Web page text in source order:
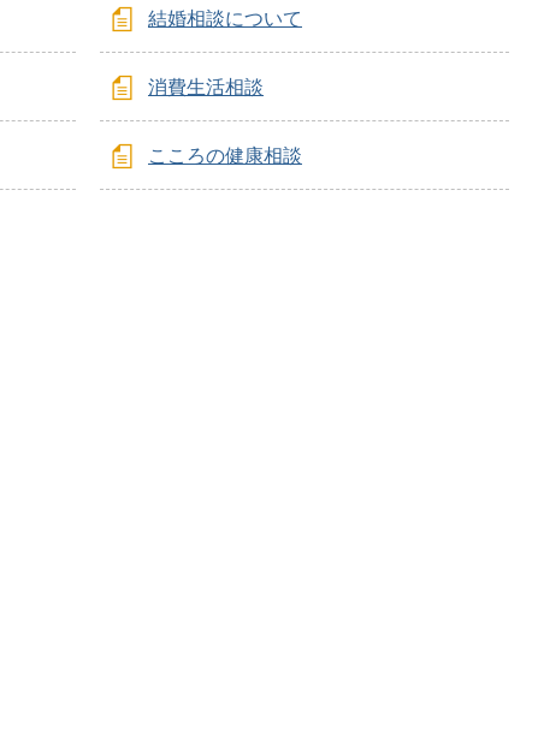
結婚相談について
消費生活相談
こころの健康相談